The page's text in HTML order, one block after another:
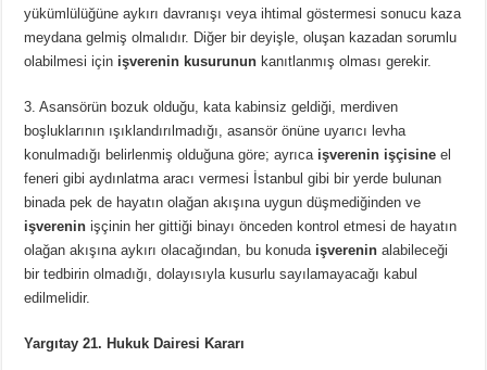
yükümlülüğüne aykırı davranışı veya ihtimal göstermesi sonucu kaza
meydana gelmiş olmalıdır. Diğer bir deyişle, oluşan kazadan sorumlu
olabilmesi için işverenin kusurunun kanıtlanmış olması gerekir.
3. Asansörün bozuk olduğu, kata kabinsiz geldiği, merdiven
boşluklarının ışıklandırılmadığı, asansör önüne uyarıcı levha
konulmadığı belirlenmiş olduğuna göre; ayrıca işverenin işçisine el
feneri gibi aydınlatma aracı vermesi İstanbul gibi bir yerde bulunan
binada pek de hayatın olağan akışına uygun düşmediğinden ve
işverenin işçinin her gittiği binayı önceden kontrol etmesi de hayatın
olağan akışına aykırı olacağından, bu konuda işverenin alabileceği
bir tedbirin olmadığı, dolayısıyla kusurlu sayılamayacağı kabul
edilmelidir.
Yargıtay 21. Hukuk Dairesi Kararı